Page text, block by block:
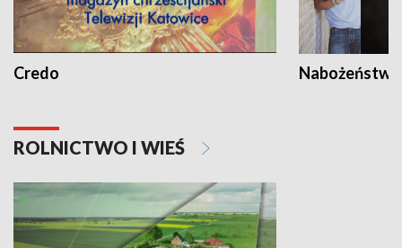
Credo
ROLNICTWO I WIEŚ